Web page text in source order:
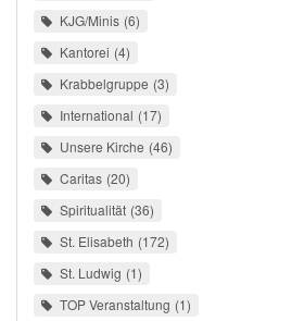
KJG/Minis 6
Kantorei 4
Krabbelgruppe 3
International 17
Unsere Kirche 46
Caritas 20
Spiritualität 36
St. Elisabeth 172
St. Ludwig 1
TOP Veranstaltung 1